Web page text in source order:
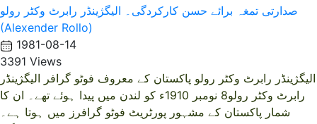
صدارتی تمغہ برائے حسن کارکردگی۔ الیگژینڈر رابرٹ وکٹر رولو
(Alexender Rollo)
1981-08-14
3391 Views
الیگژینڈر رابرٹ وکٹر رولو پاکستان کے معروف فوٹو گرافر الیگژینڈر
رابرٹ وکٹر رولو8 نومبر 1910ء کو لندن میں پیدا ہوئے تھے۔ ان کا
شمار پاکستان کے مشہور پورٹریٹ فوٹو گرافرز میں ہوتا ہے۔